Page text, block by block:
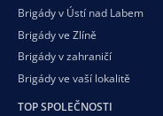
Brigády v Ústí nad Labem
Brigády ve Zlíně
Brigády v zahraničí
Brigády ve vaší lokalitě
TOP SPOLEČNOSTI